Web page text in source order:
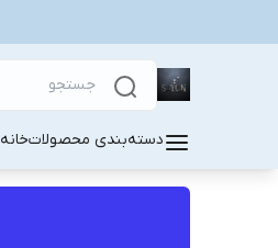
دسته‌بندی محصولاتخانه